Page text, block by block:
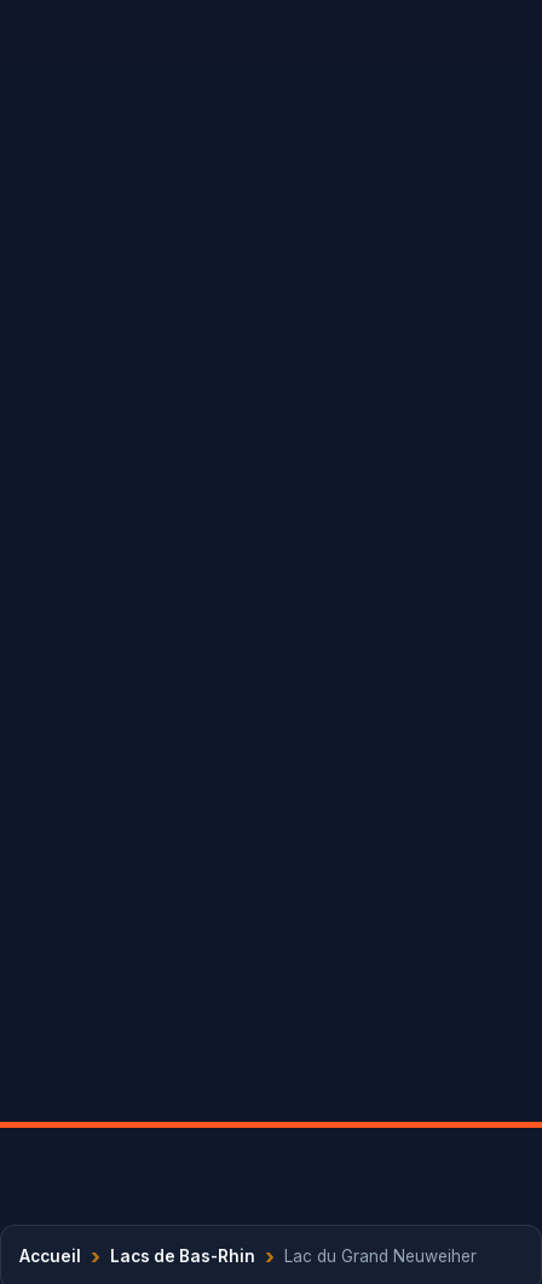
Accueil › Lacs de Bas-Rhin › Lac du Grand Neuweiher